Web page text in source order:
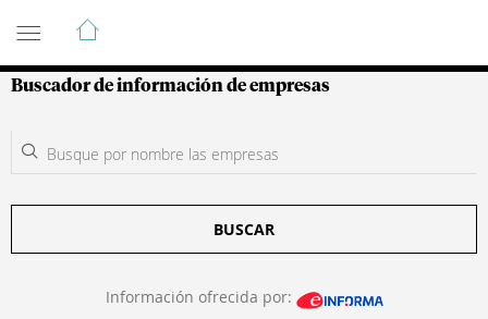
Guía de Empresas Colombianas
Buscador de información de empresas
BUSCAR
Información ofrecida por: